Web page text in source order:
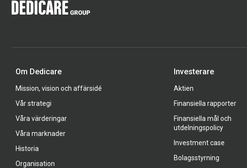
Om Dedicare
Mission, vision och affärsidé
Vår strategi
Våra värderingar
Våra marknader
Historia
Organisation
Investerare
Aktien
Finansiella rapporter
Finansiella mål och
utdelningspolicy
Investment case
Bolagsstyrning